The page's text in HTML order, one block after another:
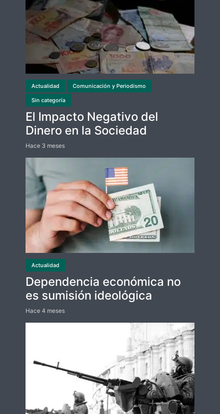
Actualidad Comunicación y Periodismo
Sin categoría
El Impacto Negativo del
Dinero en la Sociedad
Hace 3 meses
Actualidad
Dependencia económica no
es sumisión ideológica
Hace 4 meses